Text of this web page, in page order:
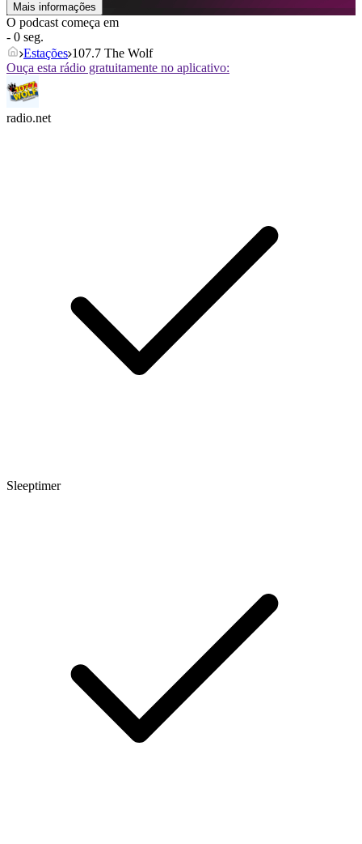
Mais informações
O podcast começa em
- 0 seg.
Estações 107.7 The Wolf
Ouça esta rádio gratuitamente no aplicativo:
radio.net
Sleeptimer